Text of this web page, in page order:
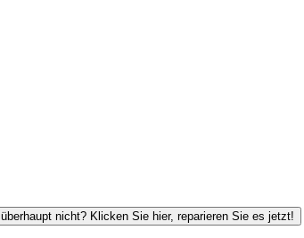
nicht? Klicken Sie hier, reparieren Sie es jetzt!